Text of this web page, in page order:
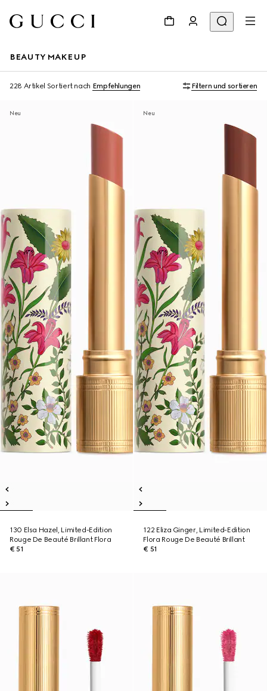
BEAUTY MAKEUP
228 Artikel Sortiert nach Empfehlungen Filtern und sortieren
Neu
130 Elsa Hazel, Limited-Edition
Rouge De Beauté Brillant Flora
€ 51
Neu
122 Eliza Ginger, Limited-Edition
Flora Rouge De Beauté Brillant
€ 51